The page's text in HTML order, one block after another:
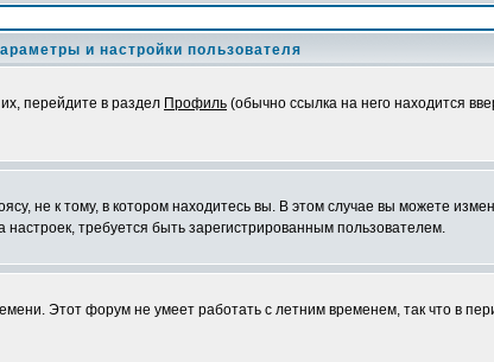
и настройки пользователя
перейдите в раздел Профиль (обычно ссылка на него находится
не к тому, в котором находитесь вы. В этом случае вы можете
требуется быть зарегистрированным пользователем.
Этот форум не умеет работать с летним временем, так что в